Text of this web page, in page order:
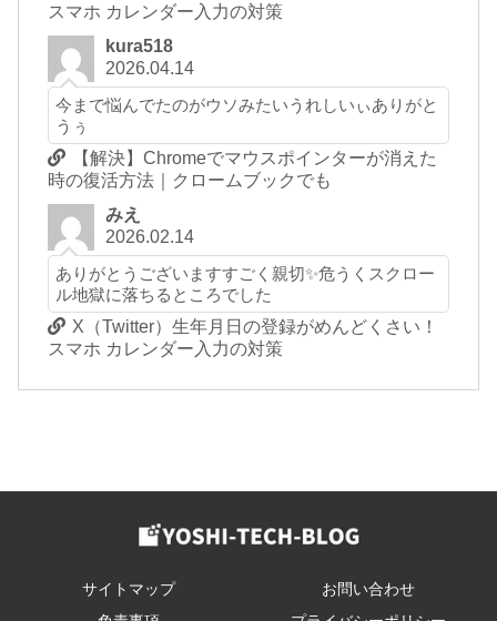
スマホ カレンダー入力の対策
kura518
2026.04.14
今まで悩んでたのがウソみたいうれしいぃありがと
うぅ
【解決】Chromeでマウスポインターが消えた
時の復活方法｜クロームブックでも
みえ
2026.02.14
ありがとうございますすごく親切✨危うくスクロー
ル地獄に落ちるところでした
X（Twitter）生年月日の登録がめんどくさい！
スマホ カレンダー入力の対策
サイトマップ
お問い合わせ